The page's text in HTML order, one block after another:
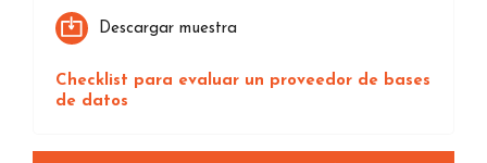
Descargar muestra
Checklist para evaluar un proveedor de bases
de datos